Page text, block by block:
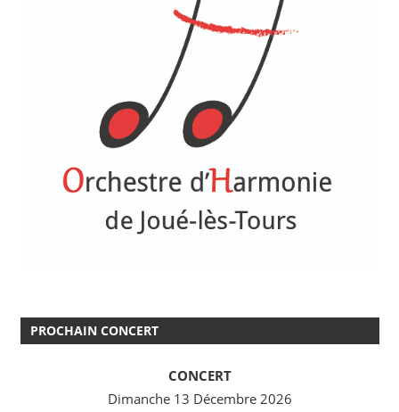
PROCHAIN CONCERT
CONCERT
Dimanche 13 Décembre 2026